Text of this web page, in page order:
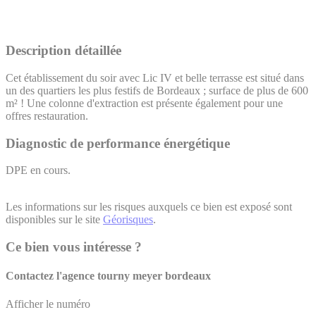
Description détaillée
Cet établissement du soir avec Lic IV et belle terrasse est situé dans
un des quartiers les plus festifs de Bordeaux ; surface de plus de 600
m² ! Une colonne d'extraction est présente également pour une
offres restauration.
Diagnostic de performance énergétique
DPE en cours.
Les informations sur les risques auxquels ce bien est exposé sont
disponibles sur le site Géorisques.
Ce bien vous intéresse ?
Contactez l'agence tourny meyer bordeaux
Afficher le numéro